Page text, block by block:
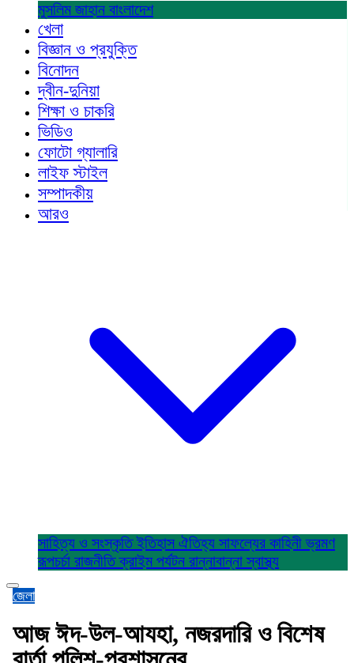
মুসলিম জাহান বাংলাদেশ
খেলা
বিজ্ঞান ও প্রযুক্তি
বিনোদন
দ্বীন-দুনিয়া
শিক্ষা ও চাকরি
ভিডিও
ফোটো গ্যালারি
লাইফ স্টাইল
সম্পাদকীয়
আরও
সাহিত্য ও সংস্কৃতিইতিহাস ঐতিহ্য সাফল্যের কাহিনীভ্রমণ
রূপচর্চা রাজনীতিক্রাইম পর্যটন রান্নাবান্নাস্বাস্থ্য
জেলা
আজ ঈদ-উল-আযহা, নজরদারি ও বিশেষ